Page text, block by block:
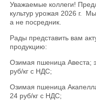
Уважаемые коллеги!
культур урожая 2026 г.
а не посредник.
Рады представить вам
продукцию:
Озимая пшеница Авеста;
руб/кг с НДС;
Озимая пшеница
24 руб/кг с НДС;